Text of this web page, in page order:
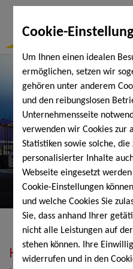
Cookie-
Um Ihnen einen idealen
ermöglichen, setzen wir
gehören unter anderem
und den reibungslosen
Unternehmensseite
verwenden wir Cookies zur
Statistiken sowie solche,
personalisierter Inhalte
Webseite eingesetzt
Cookie-Einstellungen
und welche Cookies Sie
Sie, dass anhand Ihrer
nicht alle Leistungen auf
stehen können. Ihre
widerrufen und in den
Heizöl, Diesel,